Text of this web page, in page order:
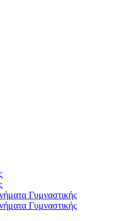
Γυμναστικής
Γυμναστικής